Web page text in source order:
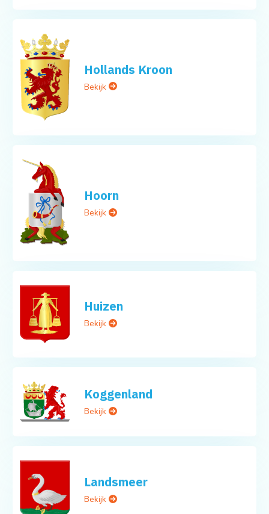
Hollands Kroon
Bekijk
Hoorn
Bekijk
Huizen
Bekijk
Koggenland
Bekijk
Landsmeer
Bekijk